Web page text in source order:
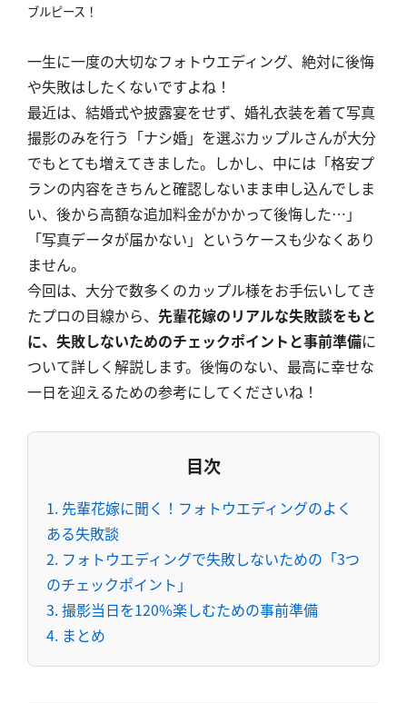
ブルピース！
一生に一度の大切なフォトウエディング、絶対に後悔
や失敗はしたくないですよね！
最近は、結婚式や披露宴をせず、婚礼衣装を着て写真
撮影のみを行う「ナシ婚」を選ぶカップルさんが大分
でもとても増えてきました。しかし、中には「格安プ
ランの内容をきちんと確認しないまま申し込んでしま
い、後から高額な追加料金がかかって後悔した…」
「写真データが届かない」というケースも少なくあり
ません。
今回は、大分で数多くのカップル様をお手伝いしてき
たプロの目線から、 先輩花嫁のリアルな失敗談をもと
に、失敗しないためのチェックポイントと事前準備に
ついて詳しく解説します。後悔のない、最高に幸せな
一日を迎えるための参考にしてくださいね！
目次
1. 先輩花嫁に聞く！フォトウエディングのよく
ある失敗談
2. フォトウエディングで失敗しないための「3つ
のチェックポイント」
3. 撮影当日を120%楽しむための事前準備
4. まとめ